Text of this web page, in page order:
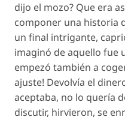
dijo el mozo? Que era
componer una historia
un final intrigante,
imaginó de aquello fue
empezó también a
ajuste! Devolvía el
aceptaba, no lo quería
discutir, hirvieron, se